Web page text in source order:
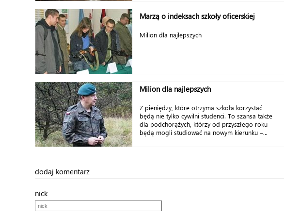
Marzą o indeksach szkoły oficerskiej
Milion dla najlepszych
Milion dla najlepszych
Z pieniędzy, które otrzyma szkoła korzystać
będą nie tylko cywilni studenci. To szansa także
dla podchorążych, którzy od przyszłego roku
będą mogli studiować na nowym kierunku –...
dodaj komentarz
nick